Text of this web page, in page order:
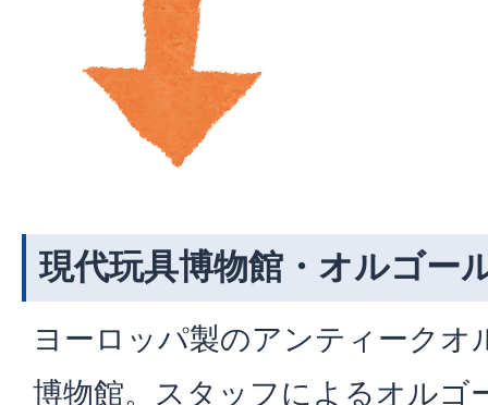
現代玩具博物館・オルゴー
ヨーロッパ製のアンティークオ
博物館。スタッフによるオルゴ